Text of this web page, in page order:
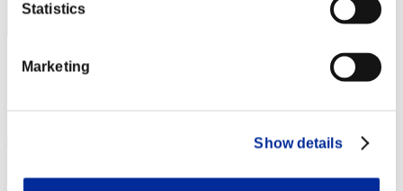
Statistics
Marketing
Show details
スコア: -
1874
Lovely_SiSi